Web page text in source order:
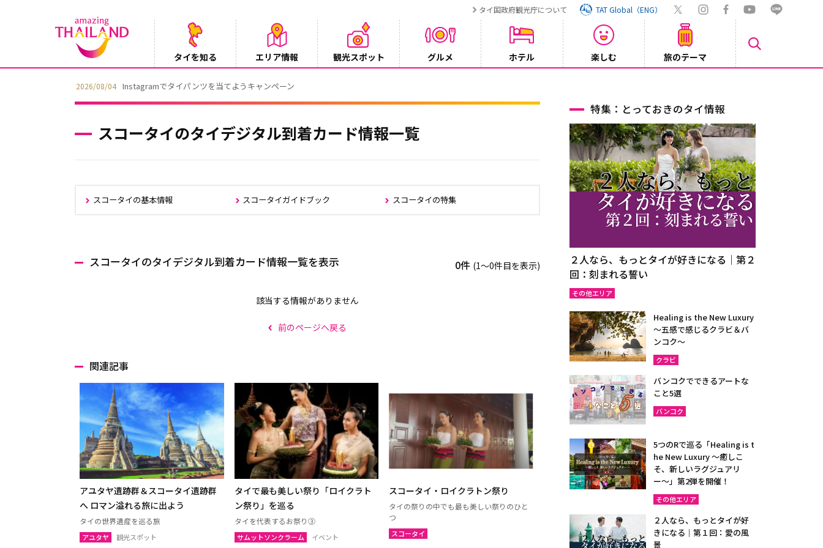
タイ国政府観光庁について TAT Global（ENG）
タイを知る エリア情報 観光スポット グルメ ホテル 楽しむ 旅のテーマ
2026/08/04 Instagramでタイパンツを当てようキャンペーン
スコータイのタイデジタル到着カード情報一覧
スコータイの基本情報 スコータイガイドブック スコータイの特集
スコータイのタイデジタル到着カード情報一覧を表示 0件 (1〜0件目を表示)
該当する情報がありません
前のページへ戻る
関連記事
アユタヤ遺跡群＆スコータイ遺跡群
へ ロマン溢れる旅に出よう
タイの世界遺産を巡る旅
アユタヤ 観光スポット
タイで最も美しい祭り「ロイクラト
ン祭り」を巡る
タイを代表するお祭り③
サムットソンクラーム イベント
スコータイ・ロイクラトン祭り
タイの祭りの中でも最も美しい祭りのひと
つ
スコータイ
特集：とっておきのタイ情報
２人なら、もっとタイが好きになる｜第２
回：刻まれる誓い
その他エリア
Healing is the New Luxury
～五感で感じるクラビ＆バ
ンコク～
クラビ
バンコクでできるアートな
こと5選
バンコク
5つのRで巡る「Healing is t
he New Luxury ～癒しこ
そ、新しいラグジュアリ
ー〜」第2弾を開催！
その他エリア
２人なら、もっとタイが好
きになる｜第１回：愛の風
景